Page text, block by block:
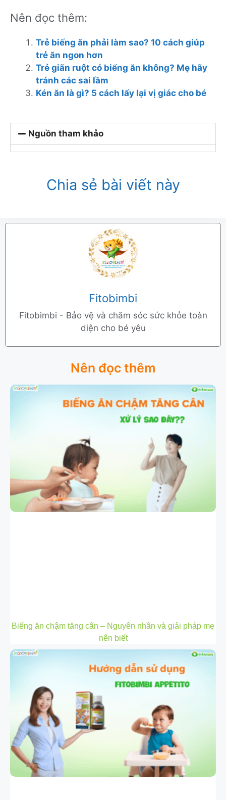
Nên đọc thêm:
Trẻ biếng ăn phải làm sao? 10 cách giúp
trẻ ăn ngon hơn
Trẻ giãn ruột có biếng ăn không? Mẹ hãy
tránh các sai lầm
Kén ăn là gì? 5 cách lấy lại vị giác cho bé
Nguồn tham khảo
Chia sẻ bài viết này
Fitobimbi
Fitobimbi - Bảo vệ và chăm sóc sức khỏe toàn
diện cho bé yêu
Nên đọc thêm
Biếng ăn chậm tăng cân – Nguyên nhân và giải pháp mẹ
nên biết